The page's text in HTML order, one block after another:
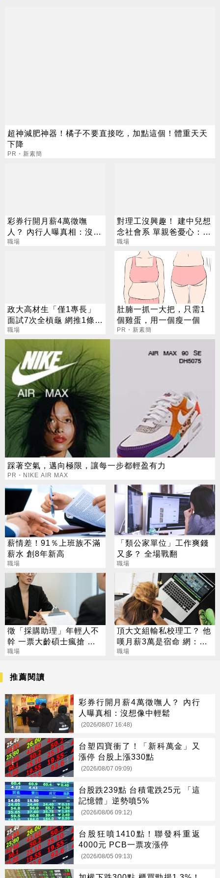
超神減肥神器！橘子不要直接吃，加點這個！體重天天
下降
PR・新素簡
彩券行開月薪4萬徵嘸
人？ 內行人曝真相：沒想
像中輕鬆
職場
對理工沒興趣！ 建中兒想
念社會系 單親爸憂心：怎
脫離貧窮
職場
政大高材生「僅1專長」
面試7次全槓龜 網推1條
路：可年薪百萬
職場
肚腩一抓一大把，只需1
個雞蛋，用一個瘦一個
PR・新素簡
踩著空氣，邁向極限，讓每一步都輕盈有力
PR・NIKE AIR MAX
薪情差！91％上班族不滿
薪水 創8年新高
職場
「類公家單位」工作爽錢
又多？ 全場戰翻
職場
徵「採購助理」年輕人不
幹 一票大齡碩士瘋搶 她
揭背後殘酷真相
職場
頂大文組輸私校理工？ 他
嘆月薪3萬是宿命 網：
「這工作」年薪百萬
職場
推薦閱讀
彩券行開月薪4萬徵嘸人？ 內行
人曝真相：沒想像中輕鬆
(2026/08/07 16:48)
台塑四寶衝了！「新科萬金」又
漲停 台股上漲330點
(2026/08/07 09:09)
台股跌239點 台積電跌25元 「這
記憶體」逆勢噴5%
(2026/08/06 09:12)
台股狂噴1410點！聯發科重返
4000元 PCB一票攻漲停
(2026/08/05 09:13)